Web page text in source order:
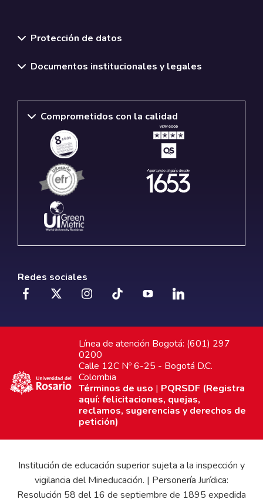
Protección de datos
Documentos institucionales y legales
Comprometidos con la calidad
Redes sociales
Línea de atención Bogotá: (601) 297
0200
Calle 12C Nº 6-25 - Bogotá D.C.
Colombia
Términos de uso | PQRSDF (Registra
aquí: felicitaciones, quejas,
reclamos, sugerencias y derechos de
petición)
Institución de educación superior sujeta a la inspección y
vigilancia del Mineducación. | Personería Jurídica:
Resolución 58 del 16 de septiembre de 1895 expedida